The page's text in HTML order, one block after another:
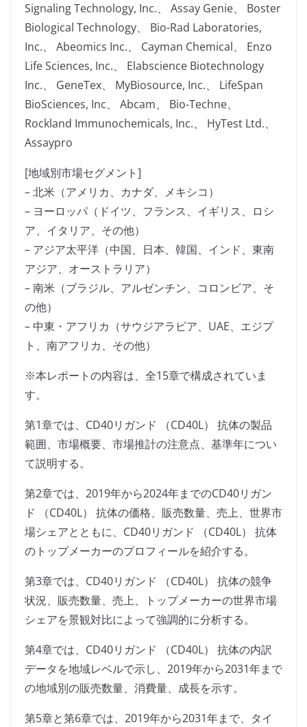
Signaling Technology, Inc.、 Assay Genie、 Boster
Biological Technology、 Bio-Rad Laboratories,
Inc.、 Abeomics Inc.、 Cayman Chemical、 Enzo
Life Sciences, Inc.、 Elabscience Biotechnology
Inc.、 GeneTex、 MyBiosource, Inc.、 LifeSpan
BioSciences, Inc、 ​​Abcam、 Bio-Techne、
Rockland Immunochemicals, Inc.、 HyTest Ltd.、
Assaypro
[地域別市場セグメント]
– 北米（アメリカ、カナダ、メキシコ）
– ヨーロッパ（ドイツ、フランス、イギリス、ロシ
ア、イタリア、その他）
– アジア太平洋（中国、日本、韓国、インド、東南
アジア、オーストラリア）
– 南米（ブラジル、アルゼンチン、コロンビア、そ
の他）
– 中東・アフリカ（サウジアラビア、UAE、エジプ
ト、南アフリカ、その他）
※本レポートの内容は、全15章で構成されていま
す。
第1章では、CD40リガンド （CD40L） 抗体の製品
範囲、市場概要、市場推計の注意点、基準年につい
て説明する。
第2章では、2019年から2024年までのCD40リガン
ド （CD40L） 抗体の価格、販売数量、売上、世界市
場シェアとともに、CD40リガンド （CD40L） 抗体
のトップメーカーのプロフィールを紹介する。
第3章では、CD40リガンド （CD40L） 抗体の競争
状況、販売数量、売上、トップメーカーの世界市場
シェアを景観対比によって強調的に分析する。
第4章では、CD40リガンド （CD40L） 抗体の内訳
データを地域レベルで示し、2019年から2031年まで
の地域別の販売数量、消費量、成長を示す。
第5章と第6章では、2019年から2031年まで、タイ